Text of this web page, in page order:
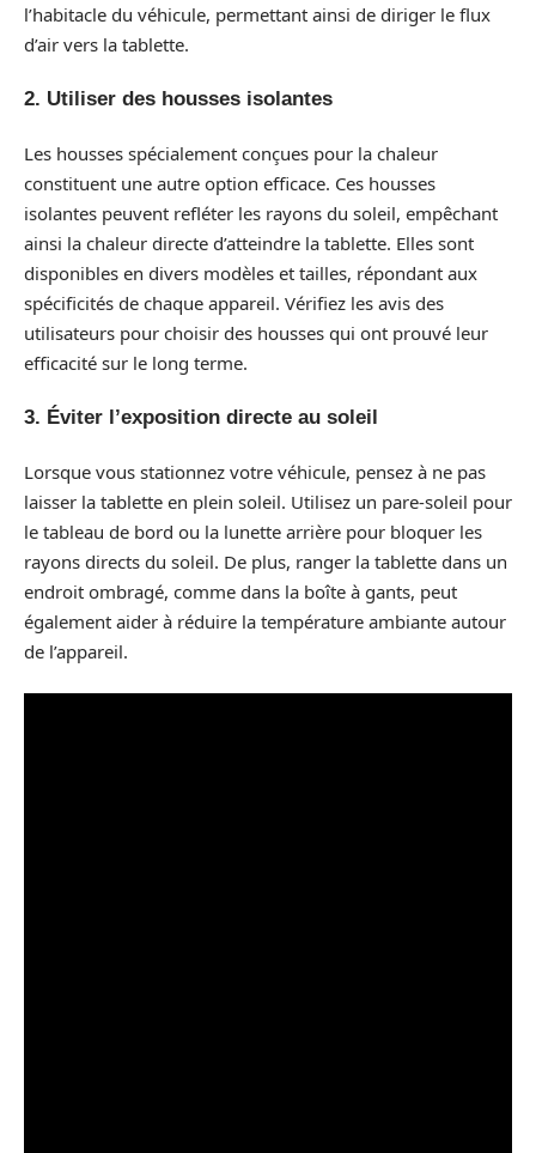
l’habitacle du véhicule, permettant ainsi de diriger le flux
d’air vers la tablette.
2. Utiliser des housses isolantes
Les housses spécialement conçues pour la chaleur
constituent une autre option efficace. Ces housses
isolantes peuvent refléter les rayons du soleil, empêchant
ainsi la chaleur directe d’atteindre la tablette. Elles sont
disponibles en divers modèles et tailles, répondant aux
spécificités de chaque appareil. Vérifiez les avis des
utilisateurs pour choisir des housses qui ont prouvé leur
efficacité sur le long terme.
3. Éviter l’exposition directe au soleil
Lorsque vous stationnez votre véhicule, pensez à ne pas
laisser la tablette en plein soleil. Utilisez un pare-soleil pour
le tableau de bord ou la lunette arrière pour bloquer les
rayons directs du soleil. De plus, ranger la tablette dans un
endroit ombragé, comme dans la boîte à gants, peut
également aider à réduire la température ambiante autour
de l’appareil.